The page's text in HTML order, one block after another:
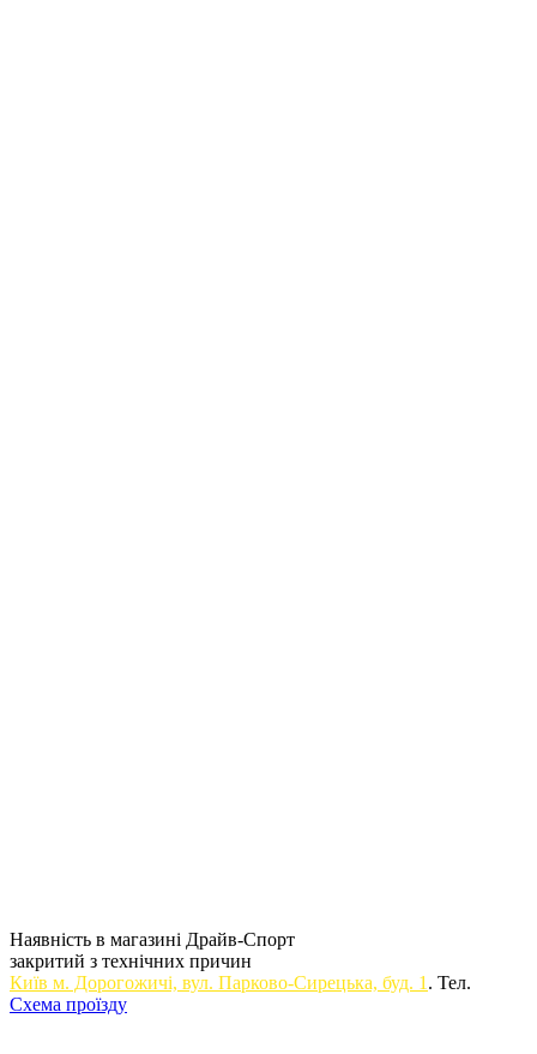
Наявність в магазині Драйв-Спорт
закритий з технічних причин
Київ м. Дорогожичi, вул. Парково-Сирецька, буд. 1 . Тел.
Схема проїзду